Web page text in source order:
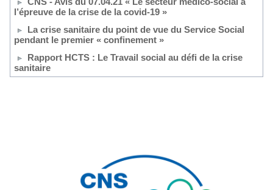
l’épreuve de la crise de la covid-19 »
La crise sanitaire du point de vue du Service Social
pendant le premier « confinement »
Rapport HCTS : Le Travail social au défi de la crise
sanitaire